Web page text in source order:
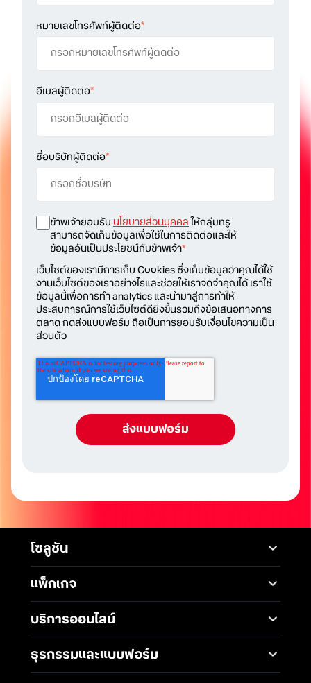
หมายเลขโทรศัพท์ผู้ติดต่อ*
อีเมลผู้ติดต่อ*
ชื่อบริษัทผู้ติดต่อ*
ข้าพเจ้ายอมรับนโยบายส่วนบุคคลให้กลุ่มทรู
สามารถจัดเก็บข้อมูลเพื่อใช้ในการติดต่อและให้
ข้อมูลอันเป็นประโยชน์กับข้าพเจ้า*
เว็บไซต์ของเรามีการเก็บ Cookies ซึ่งเก็บข้อมูลว่าคุณได้ใช้
งานเว็บไซต์ของเราอย่างไรและช่วยให้เราจดจำคุณได้ เราใช้
ข้อมูลนี้เพื่อการทำ analytics และนำมาสู่การทำให้
ประสบการณ์การใช้เว็บไซต์ดียิ่งขึ้นรวมถึงข้อเสนอทางการ
ตลาด กดส่งแบบฟอร์ม ถือเป็นการยอมรับเงื่อนไขความเป็น
ส่วนตัว
โซลูชัน
Mobile
5G Infrastructure
Broadband Internet
Business Network
Solutions
แพ็กเกจ
แพ็กเกจมือถือ
โซลูชันสำหรับ SME
บริการออนไลน์
ธุรกรรมและแบบฟอร์ม